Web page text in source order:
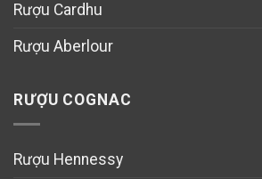
Rượu Cardhu
Rượu Aberlour
RƯỢU COGNAC
Rượu Hennessy